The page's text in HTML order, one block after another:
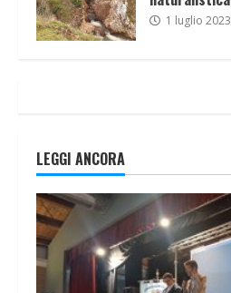
1 luglio 2023
LEGGI ANCORA